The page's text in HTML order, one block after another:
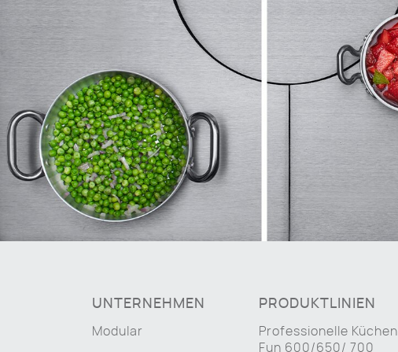
UNTERNEHMEN
Modular
PRODUKTLINIEN
Professionelle Küchen
Fun 600/650/ 700